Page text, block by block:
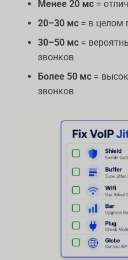
Менее 20 мс =
20–30 мс = в целом
30–50 мс =
звонков
Более 50 мс =
звонков